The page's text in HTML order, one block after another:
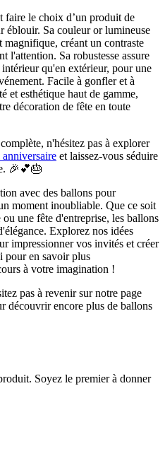
faire le choix d’un produit de
éblouir. Sa couleur or lumineuse
magnifique, créant un contraste
l'attention. Sa robustesse assure
qu'en extérieur, pour une
Facile à gonfler et à
et esthétique haut de gamme,
décoration de fête en toute
n'hésitez pas à explorer
et laissez-vous séduire
🎉💕🎂
avec des ballons pour
moment inoubliable. Que ce soit
une fête d'entreprise, les ballons
Explorez nos idées
impressionner vos invités et créer
pour en savoir plus
à votre imagination !
pas à revenir sur notre page
découvrir encore plus de ballons
Soyez le premier à donner